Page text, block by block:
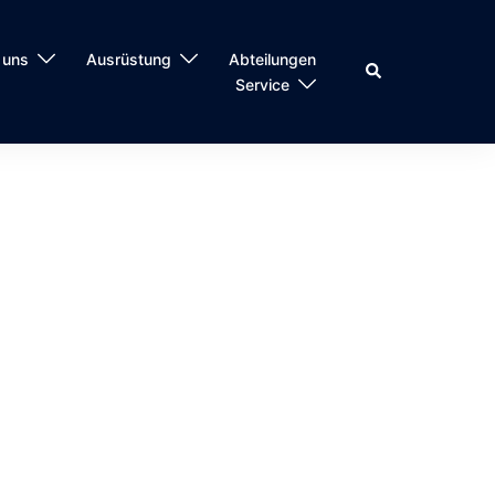
Ausrüstung
Abteilungen
Service
Suche